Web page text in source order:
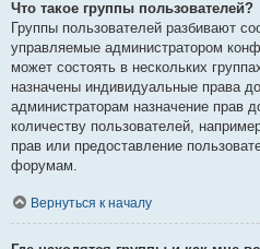
Что такое группы пользователей?
Группы пользователей разбивают
управляемые администратором
может состоять в нескольких
назначены индивидуальные права
администраторам назначение прав
количеству пользователей,
прав или предоставление
форумам.
Вернуться к началу